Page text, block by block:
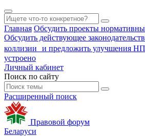
Главная Обсудить проекты
Обсудить действующее
коллизии и предложить улучшения
устроено
Личный кабинет
Поиск по сайту
Расширенный поиск
Правовой форум
Беларуси